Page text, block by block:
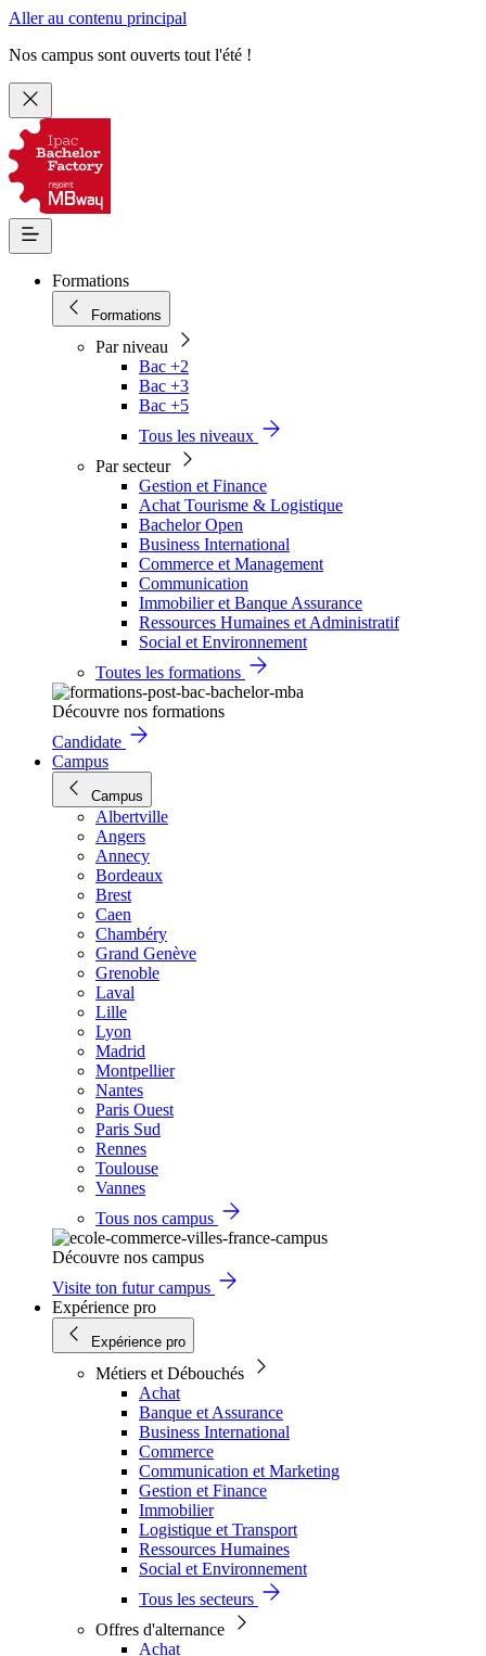
Aller au contenu principal
Nos campus sont ouverts tout l'été !
Formations
Formations
Par niveau
Bac +2
Bac +3
Bac +5
Tous les niveaux
Par secteur
Gestion et Finance
Achat Tourisme & Logistique
Bachelor Open
Business International
Commerce et Management
Communication
Immobilier et Banque Assurance
Ressources Humaines et Administratif
Social et Environnement
Toutes les formations
Découvre nos formations
Candidate
Campus
Campus
Albertville
Angers
Annecy
Bordeaux
Brest
Caen
Chambéry
Grand Genève
Grenoble
Laval
Lille
Lyon
Madrid
Montpellier
Nantes
Paris Ouest
Paris Sud
Rennes
Toulouse
Vannes
Tous nos campus
Découvre nos campus
Visite ton futur campus
Expérience pro
Expérience pro
Métiers et Débouchés
Achat
Banque et Assurance
Business International
Commerce
Communication et Marketing
Gestion et Finance
Immobilier
Logistique et Transport
Ressources Humaines
Social et Environnement
Tous les secteurs
Offres d'alternance
Achat